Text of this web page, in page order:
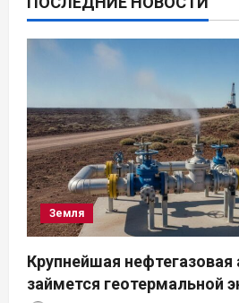
Земля
Крупнейшая нефтегазовая
займется геотермальной